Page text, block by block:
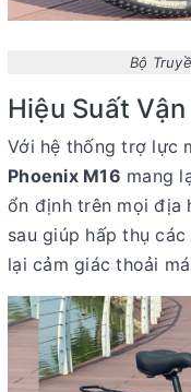
Bộ
Hiệu Suất
Với hệ thống trợ lực
Phoenix M16 mang
ổn định trên mọi địa
sau giúp hấp thụ
lại cảm giác thoải